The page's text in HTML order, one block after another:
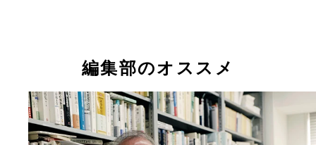
編集部のオススメ